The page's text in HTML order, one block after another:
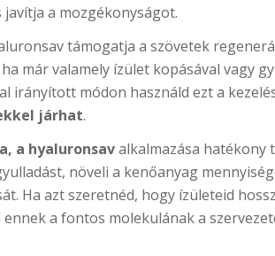
javítja a mozgékonyságot.
támogatja a szövetek
már valamely ízület kopásával vagy
irányított módon használd ezt a
járhat.
a hyaluronsavalkalmazása hatékony
növeli a kenőanyag
Ha azt szeretnéd, hogy ízületeid
a fontos molekulának a